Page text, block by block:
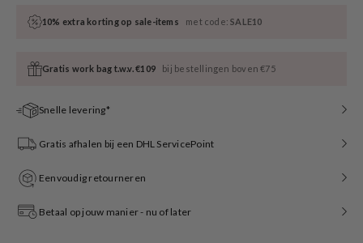
10% extra korting op sale-items met code:SALE10
Gratis work bag t.w.v. €109 bij bestellingen boven €75
Snelle levering*
Gratis afhalen bij een DHL ServicePoint
Eenvoudig retourneren
Betaal op jouw manier - nu of later